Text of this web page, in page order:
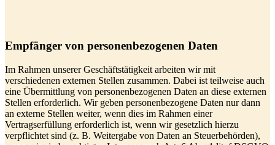
Empfänger von personenbezogenen Daten
Im Rahmen unserer Geschäftstätigkeit arbeiten wir mit
verschiedenen externen Stellen zusammen. Dabei ist teilweise auch
eine Übermittlung von personenbezogenen Daten an diese externen
Stellen erforderlich. Wir geben personenbezogene Daten nur dann
an externe Stellen weiter, wenn dies im Rahmen einer
Vertragserfüllung erforderlich ist, wenn wir gesetzlich hierzu
verpflichtet sind (z. B. Weitergabe von Daten an Steuerbehörden),